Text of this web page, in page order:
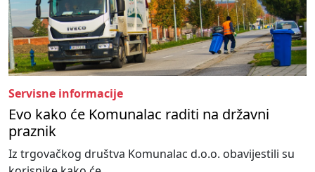
Servisne informacije
Evo kako će Komunalac raditi na državni
praznik
Iz trgovačkog društva Komunalac d.o.o. obavijestili su